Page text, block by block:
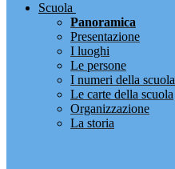
Scuola
Panoramica
Presentazione
I luoghi
Le persone
I numeri della scuola
Le carte della scuola
Organizzazione
La storia